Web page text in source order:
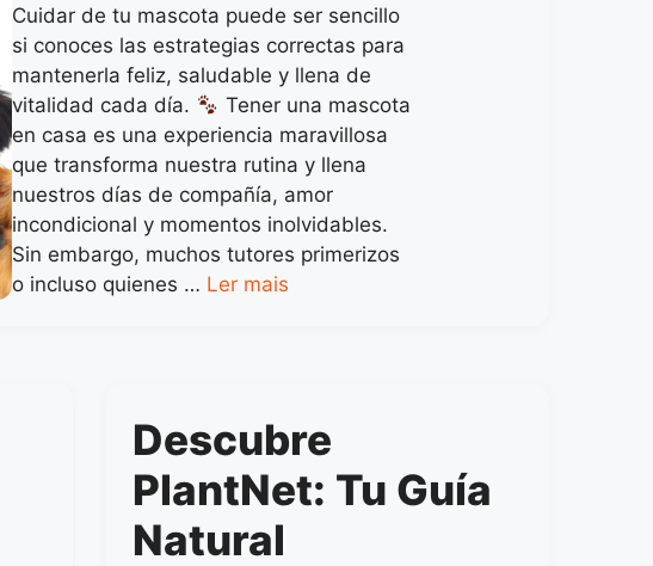
Cuidar de tu mascota puede ser sencillo
si conoces las estrategias correctas para
mantenerla feliz, saludable y llena de
vitalidad cada día.
Tener una mascota
en casa es una experiencia maravillosa
que transforma nuestra rutina y llena
nuestros días de compañía, amor
incondicional y momentos inolvidables.
Sin embargo, muchos tutores primerizos
o incluso quienes … Ler mais
Descubre
PlantNet: Tu Guía
Natural